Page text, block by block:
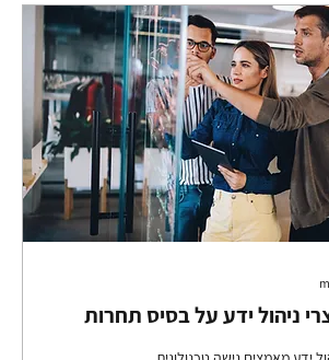
ניהול ידע על בסיס תחרות